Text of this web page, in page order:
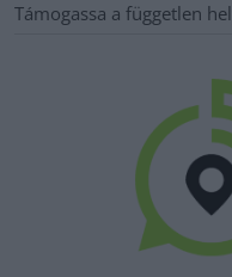
Támogassa a független